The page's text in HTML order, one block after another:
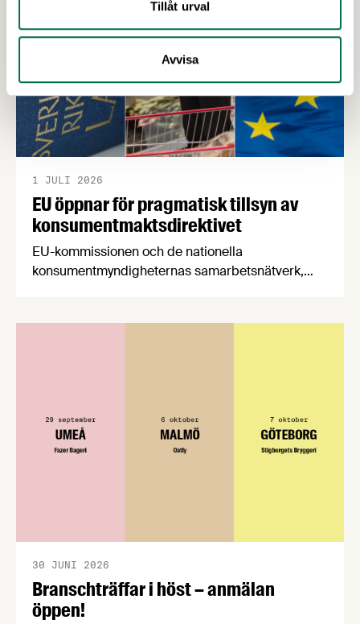
Tillåt urval
Avvisa
stärker Sveriges livsmedelsförsörjning.
EU öppnar för pragmatisk tillsyn av
konsumentmaktsdirektivet
1 JULI 2026
EU-kommissionen och de nationella
konsumentmyndigheternas samarbetsnätverk,
Branschträffar i höst – anmälan
öppen!
30 JUNI 2026